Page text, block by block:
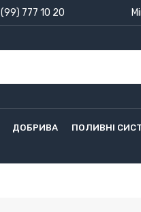
777 10 20
ДОБРИВА ПОЛИВНІ